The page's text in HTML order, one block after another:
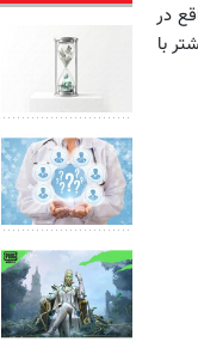
در
با